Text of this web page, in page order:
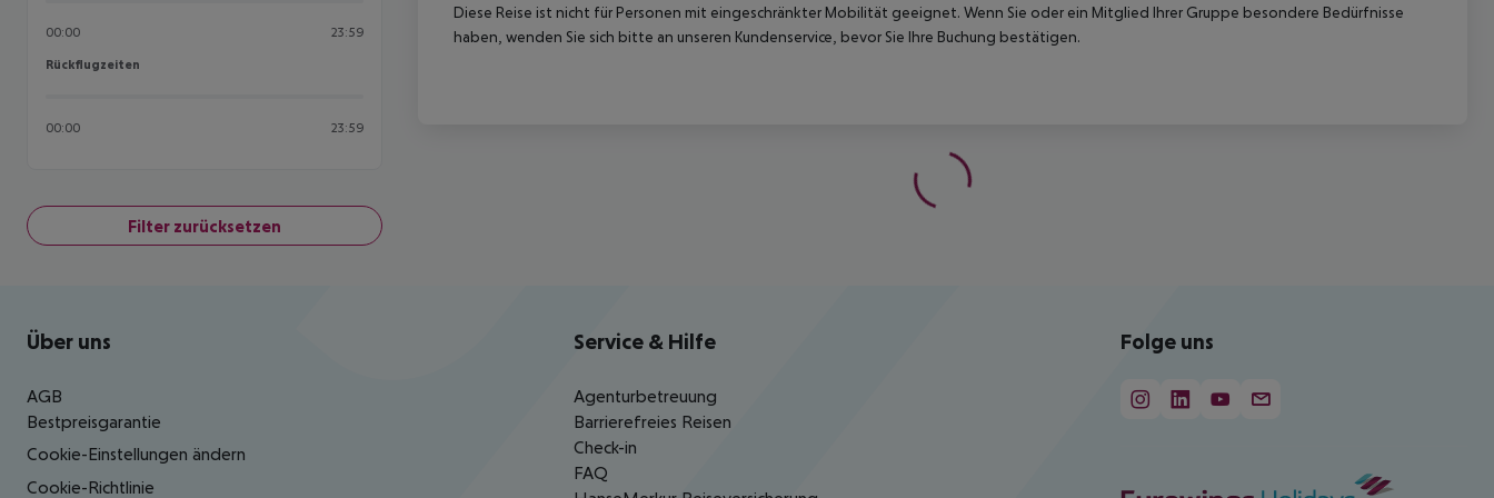
00:00 23:59
Rückflugzeiten
Rückflugzeiten
00:00 23:59
Filter zurücksetzen
Diese Reise ist nicht für Personen mit eingeschränkter Mobilität geeignet. Wenn Sie oder ein Mitglied Ihrer Gruppe besondere Bedürfnisse
haben, wenden Sie sich bitte an unseren Kundenservice, bevor Sie Ihre Buchung bestätigen.
Footer navigation
Über uns
AGB
Bestpreisgarantie
Cookie-Einstellungen ändern
Cookie-Richtlinie
Service & Hilfe
Agenturbetreuung
Barrierefreies Reisen
Check-in
FAQ
Folge uns